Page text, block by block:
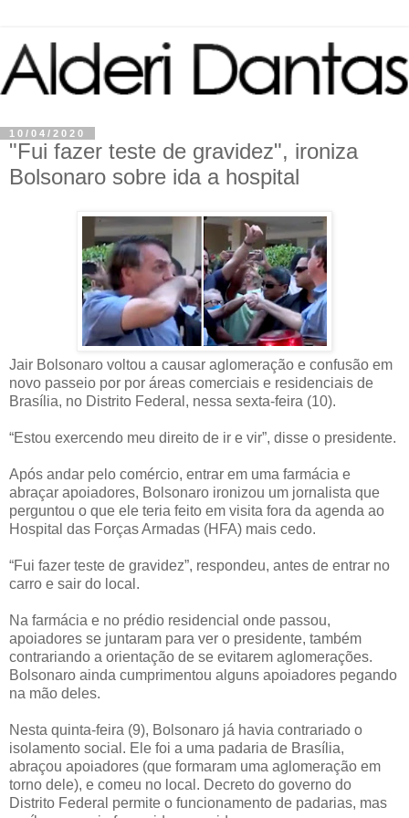
10/04/2020
"Fui fazer teste de gravidez", ironiza
Bolsonaro sobre ida a hospital
Jair Bolsonaro voltou a causar aglomeração e confusão em
novo passeio por por áreas comerciais e residenciais de
Brasília, no Distrito Federal, nessa sexta-feira (10).
“Estou exercendo meu direito de ir e vir”, disse o presidente.
Após andar pelo comércio, entrar em uma farmácia e
abraçar apoiadores, Bolsonaro ironizou um jornalista que
perguntou o que ele teria feito em visita fora da agenda ao
Hospital das Forças Armadas (HFA) mais cedo.
“Fui fazer teste de gravidez”, respondeu, antes de entrar no
carro e sair do local.
Na farmácia e no prédio residencial onde passou,
apoiadores se juntaram para ver o presidente, também
contrariando a orientação de se evitarem aglomerações.
Bolsonaro ainda cumprimentou alguns apoiadores pegando
na mão deles.
Nesta quinta-feira (9), Bolsonaro já havia contrariado o
isolamento social. Ele foi a uma padaria de Brasília,
abraçou apoiadores (que formaram uma aglomeração em
torno dele), e comeu no local. Decreto do governo do
Distrito Federal permite o funcionamento de padarias, mas